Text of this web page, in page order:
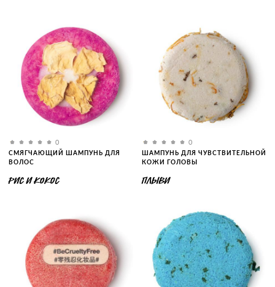
0
СМЯГЧАЮЩИЙ ШАМПУНЬ ДЛЯ
ВОЛОС
РИС И КОКОС
0
ШАМПУНЬ ДЛЯ ЧУВСТВИТЕЛЬНОЙ
КОЖИ ГОЛОВЫ
ПЛЫВИ